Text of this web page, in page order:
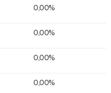
0,00%
0,00%
0,00%
0,00%